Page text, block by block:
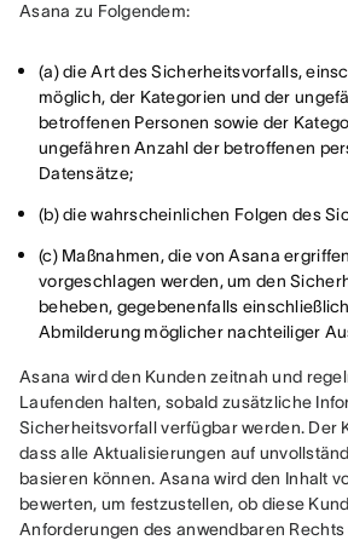
Asana zu Folgendem:
(a) die Art des Sicherheitsvorfalls,
möglich, der Kategorien und der
betroffenen Personen sowie der
ungefähren Anzahl der betroffenen
Datensätze;
(b) die wahrscheinlichen Folgen des
(c) Maßnahmen, die von Asana
vorgeschlagen werden, um den
beheben, gegebenenfalls
Abmilderung möglicher nachteiliger
Asana wird den Kunden zeitnah und
Laufenden halten, sobald zusätzliche
Sicherheitsvorfall verfügbar werden. Der
dass alle Aktualisierungen auf
basieren können. Asana wird den Inhalt
bewerten, um festzustellen, ob diese
Anforderungen des anwendbaren